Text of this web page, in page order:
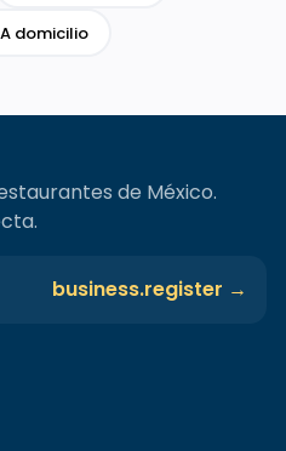
A domicilio
de México.
business.register →